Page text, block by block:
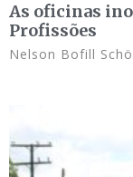
As oficinas
Profissões
Nelson Bofill